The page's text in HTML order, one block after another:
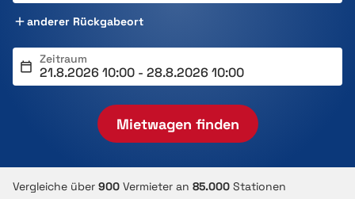
anderer Rückgabeort
Zeitraum
Mietwagen finden
Vergleiche über 900 Vermieter an 85.000 Stationen